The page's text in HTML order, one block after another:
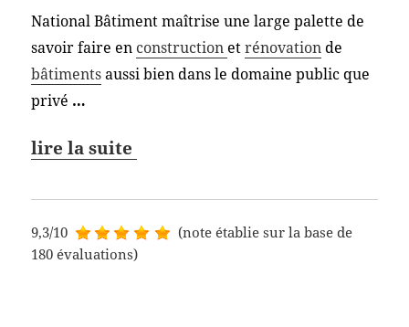
National Bâtiment maîtrise une large palette de
savoir faire en construction etrénovationde
bâtimentsaussi bien dans le domaine public que
privé …
lire la suite
9,3/10
(note établie sur la base de
180 évaluations)